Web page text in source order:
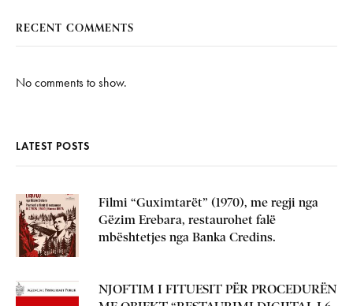
RECENT COMMENTS
No comments to show.
LATEST POSTS
Filmi “Guximtarët” (1970), me regji nga
Gëzim Erebara, restaurohet falë
mbështetjes nga Banka Credins.
NJOFTIM I FITUESIT PËR PROCEDURËN